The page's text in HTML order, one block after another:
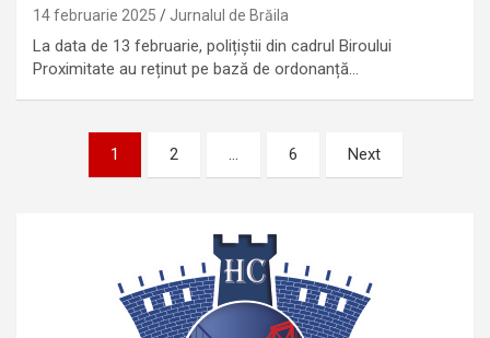
14 februarie 2025 Jurnalul de Brăila
La data de 13 februarie, polițiștii din cadrul Biroului
Proximitate au reținut pe bază de ordonanță…
Paginație
articole
1 2 … 6 Next